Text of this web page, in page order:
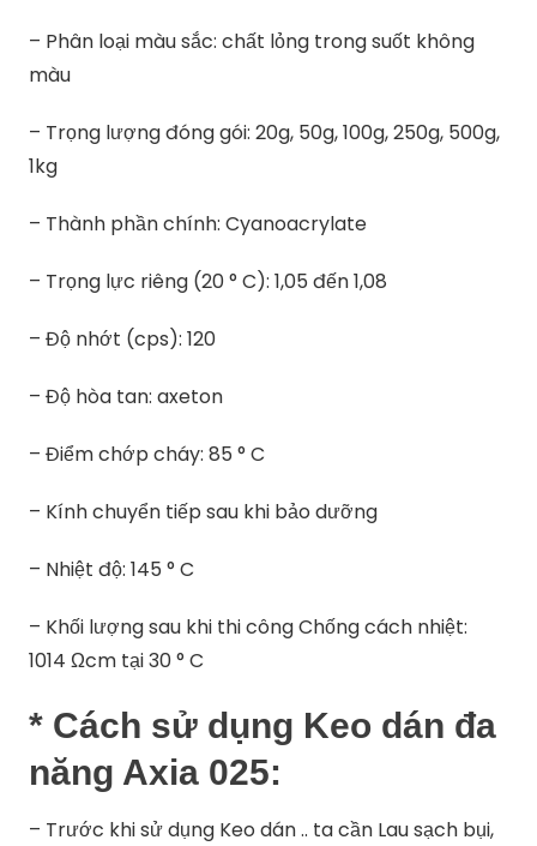
– Phân loại màu sắc: chất lỏng trong suốt không
màu
– Trọng lượng đóng gói:20g, 50g, 100g, 250g, 500g,
1kg
– Thành phần chính: Cyanoacrylate
– Trọng lực riêng (20 ° C): 1,05 đến 1,08
– Độ nhớt (cps): 120
– Độ hòa tan: axeton
– Điểm chớp cháy: 85 ° C
– Kính chuyển tiếp sau khi bảo dưỡng
– Nhiệt độ: 145 ° C
– Khối lượng sau khi thi công Chống cách nhiệt:
1014 Ωcm tại 30 ° C
* Cách sử dụng Keo dán đa
năng Axia 025:
– Trước khi sử dụng Keo dán .. ta cần Lau sạch bụi,